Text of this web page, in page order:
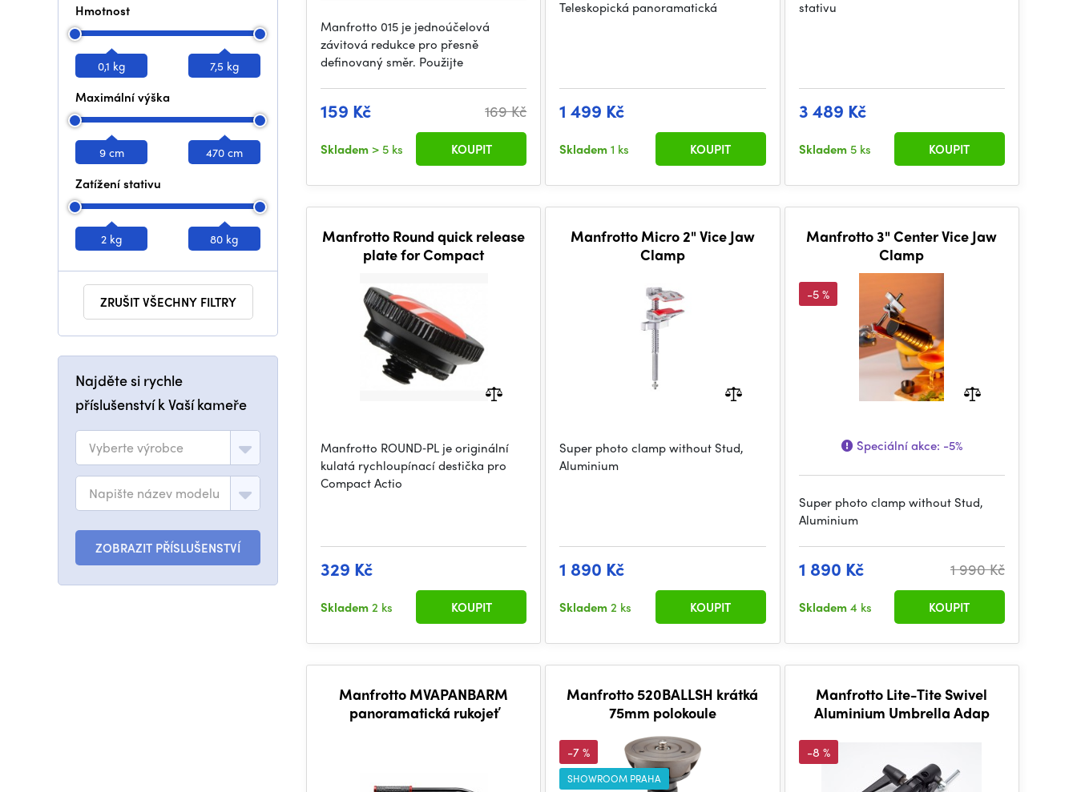
Hmotnost
0,1 kg 7,5 kg
Maximální výška
9 cm 470 cm
Zatížení stativu
2 kg 80 kg
ZRUŠIT VŠECHNY FILTRY
Najděte si rychle
příslušenství k Vaší kameře
Vyberte výrobce
Napište název modelu
ZOBRAZIT PŘÍSLUŠENSTVÍ
Manfrotto 015 je jednoúčelová
závitová redukce pro přesně
definovaný směr. Použijte
159 Kč 169 Kč
Skladem > 5 ks KOUPIT
Teleskopická panoramatická
1 499 Kč
Skladem1 ks KOUPIT
stativu
3 489 Kč
Skladem 5 ks KOUPIT
Manfrotto Round quick release
plate for Compact
Manfrotto ROUND‑PL je originální
kulatá rychloupínací destička pro
Compact Actio
329 Kč
Skladem2 ks KOUPIT
Manfrotto Micro 2" Vice Jaw
Clamp
Super photo clamp without Stud,
Aluminium
1 890 Kč
Skladem2 ks KOUPIT
Manfrotto 3" Center Vice Jaw
Clamp
-5 %
Speciální akce: -5%
Super photo clamp without Stud,
Aluminium
1 890 Kč 1 990 Kč
Skladem4 ks KOUPIT
Manfrotto MVAPANBARM
panoramatická rukojeť
Manfrotto 520BALLSH krátká
75mm polokoule
-7 %
SHOWROOM PRAHA
Manfrotto Lite-Tite Swivel
Aluminium Umbrella Adap
-8 %